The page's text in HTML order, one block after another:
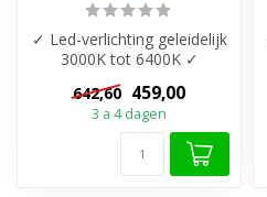
✓ Led-verlichting geleidelijk
3000K tot 6400K ✓
Dimbaar verlichting ✓
Spiegelver...
642,60 459,00
3 a 4 dagen